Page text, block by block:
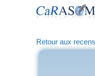
Retour aux